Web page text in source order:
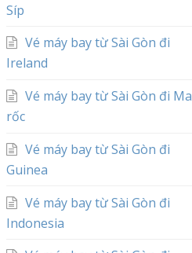
Síp
Vé máy bay từ Sài Gòn đi
Ireland
Vé máy bay từ Sài Gòn đi Ma
rốc
Vé máy bay từ Sài Gòn đi
Guinea
Vé máy bay từ Sài Gòn đi
Indonesia